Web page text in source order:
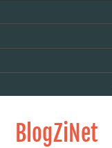
BlogZiNet